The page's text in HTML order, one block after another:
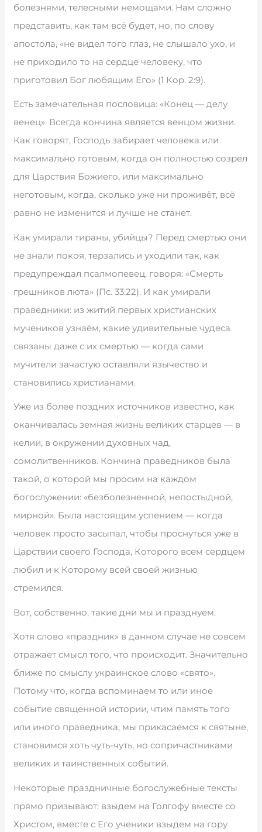
болезнями, телесными немощами. Нам сложно
представить, как там всё будет, но, по слову
апостола, «не видел того глаз, не слышало ухо, и
не приходило то на сердце человеку, что
приготовил Бог любящим Его» (1 Кор. 2:9).
Есть замечательная пословица: «Конец — делу
венец». Всегда кончина является венцом жизни.
Как говорят, Господь забирает человека или
максимально готовым, когда он полностью созрел
для Царствия Божиего, или максимально
неготовым, когда, сколько уже ни проживёт, всё
равно не изменится и лучше не станет.
Как умирали тираны, убийцы? Перед смертью они
не знали покоя, терзались и уходили так, как
предупреждал псалмопевец, говоря: «Смерть
грешников люта» (Пс. 33:22). И как умирали
праведники: из житий первых христианских
мучеников узнаём, какие удивительные чудеса
связаны даже с их смертью — когда сами
мучители зачастую оставляли язычество и
становились христианами.
Уже из более поздних источников известно, как
оканчивалась земная жизнь великих старцев — в
келии, в окружении духовных чад,
сомолитвенников. Кончина праведников была
такой, о которой мы просим на каждом
богослужении: «безболезненной, непостыдной,
мирной». Была настоящим успением — когда
человек просто засыпал, чтобы проснуться уже в
Царствии своего Господа, Которого всем сердцем
любил и к Которому всей своей жизнью
стремился.
Вот, собственно, такие дни мы и празднуем.
Хотя слово «праздник» в данном случае не совсем
отражает смысл того, что происходит. Значительно
ближе по смыслу украинское слово «свято».
Потому что, когда вспоминаем то или иное
событие священной истории, чтим память того
или иного праведника, мы прикасаемся к святыне,
становимся хоть чуть-чуть, но сопричастниками
великих и таинственных событий.
Некоторые праздничные богослужебные тексты
прямо призывают: взыдем на Голгофу вместе со
Христом, вместе с Его ученики взыдем на гору